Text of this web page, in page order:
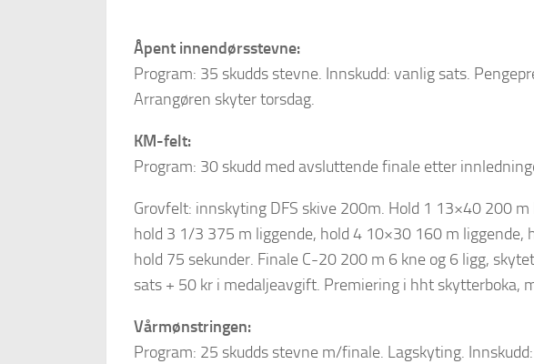
Åpent innendørsstevne:
Program: 35 skudds stevne. Innskudd: vanlig sats.
Arrangøren skyter torsdag.
KM-felt:
Program: 30 skudd med avsluttende finale etter
Grovfelt: innskyting DFS skive 200m. Hold 1 13×40 200
hold 3 1/3 375 m liggende, hold 4 10×30 160 m liggende,
hold 75 sekunder. Finale C-20 200 m 6 kne og 6 ligg,
sats + 50 kr i medaljeavgift. Premiering i hht skytterboka,
Vårmønstringen:
Program: 25 skudds stevne m/finale. Lagskyting.